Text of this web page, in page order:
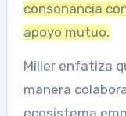
consonancia
apoyo mutuo.
Miller enfatiza
manera